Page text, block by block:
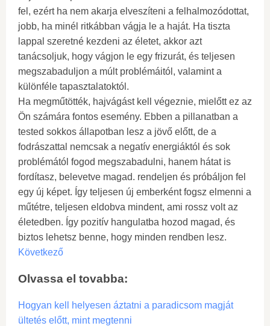
fel, ezért ha nem akarja elveszíteni a felhalmozódottat,
jobb, ha minél ritkábban vágja le a haját. Ha tiszta
lappal szeretné kezdeni az életet, akkor azt
tanácsoljuk, hogy vágjon le egy frizurát, és teljesen
megszabaduljon a múlt problémáitól, valamint a
különféle tapasztalatoktól.
Ha megműtötték, hajvágást kell végeznie, mielőtt ez az
Ön számára fontos esemény. Ebben a pillanatban a
tested sokkos állapotban lesz a jövő előtt, de a
fodrászattal nemcsak a negatív energiáktól és sok
problémától fogod megszabadulni, hanem hátat is
fordítasz, belevetve magad. rendeljen és próbáljon fel
egy új képet. Így teljesen új emberként fogsz elmenni a
műtétre, teljesen eldobva mindent, ami rossz volt az
életedben. Így pozitív hangulatba hozod magad, és
biztos lehetsz benne, hogy minden rendben lesz.
Következő
Olvassa el tovabba:
Hogyan kell helyesen áztatni a paradicsom magját
ültetés előtt, mint megtenni